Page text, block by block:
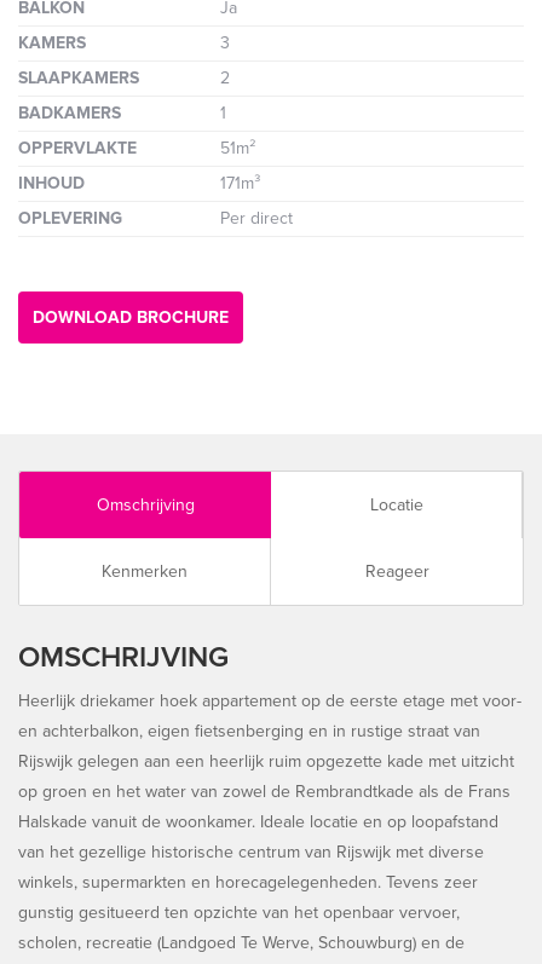
BALKON
Ja
KAMERS
3
SLAAPKAMERS
2
BADKAMERS
1
OPPERVLAKTE
51m²
INHOUD
171m³
OPLEVERING
Per direct
DOWNLOAD BROCHURE
Omschrijving Locatie
Kenmerken Reageer
OMSCHRIJVING
Heerlijk driekamer hoek appartement op de eerste etage met voor-
en achterbalkon, eigen fietsenberging en in rustige straat van
Rijswijk gelegen aan een heerlijk ruim opgezette kade met uitzicht
op groen en het water van zowel de Rembrandtkade als de Frans
Halskade vanuit de woonkamer. Ideale locatie en op loopafstand
van het gezellige historische centrum van Rijswijk met diverse
winkels, supermarkten en horecagelegenheden. Tevens zeer
gunstig gesitueerd ten opzichte van het openbaar vervoer,
scholen, recreatie (Landgoed Te Werve, Schouwburg) en de